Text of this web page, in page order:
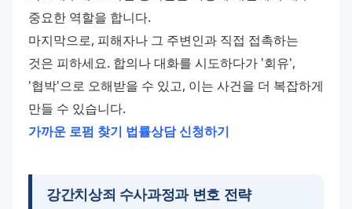
중요한 역할을 합니다.
마지막으로, 피해자나 그 주변인과 직접 접촉하는
것은 피하세요. 합의나 대화를 시도하다가 '회유',
'협박'으로 오해받을 수 있고, 이는 사건을 더 복잡하게
만들 수 있습니다.
가까운 로펌 찾기 법률상담 신청하기
강간치상죄 수사과정과 변호 전략